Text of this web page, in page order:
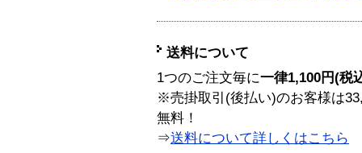
送料について
1つのご注文毎に一律1,100円(税
※売掛取引(後払い)のお客様は
無料！
⇒送料について詳しくはこちら